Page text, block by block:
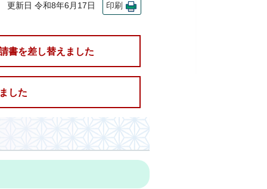
更新日 令和8年6月17日 印刷
書を差し替えました
した